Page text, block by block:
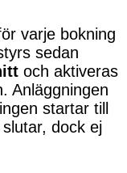
varje bokning
sedan
och aktiveras
Anläggningen
startar till
dock ej